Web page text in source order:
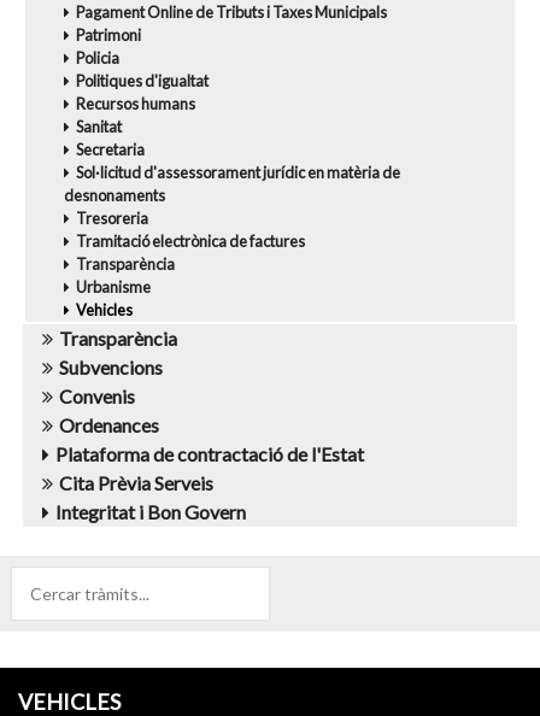
Pagament Online de Tributs i Taxes Municipals
Patrimoni
Policia
Politiques d'igualtat
Recursos humans
Sanitat
Secretaria
Sol·licitud d'assessorament jurídic en matèria de
desnonaments
Tresoreria
Tramitació electrònica de factures
Transparència
Urbanisme
Vehicles
Transparència
Subvencions
Convenis
Ordenances
Plataforma de contractació de l'Estat
Cita Prèvia Serveis
Integritat i Bon Govern
VEHICLES